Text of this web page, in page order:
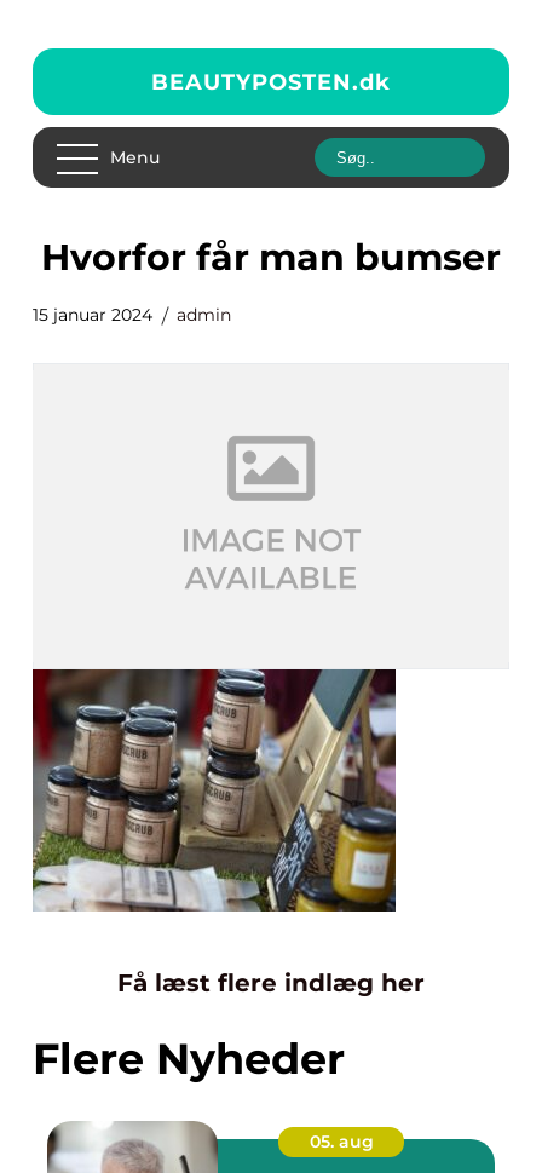
BEAUTYPOSTEN.dk
Menu
hvorfor får man bumser
15 januar 2024 admin
Få læst flere indlæg her
Flere Nyheder
05. aug